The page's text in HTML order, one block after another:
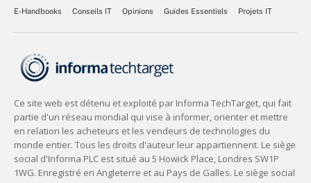
E-Handbooks Conseils IT Opinions Guides Essentiels Projets IT